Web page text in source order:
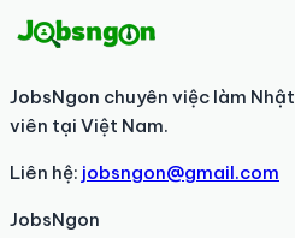
JobsNgon chuyên việc làm
viên tại Việt Nam.
Liên hệ: jobsngon@gmail.com
JobsNgon